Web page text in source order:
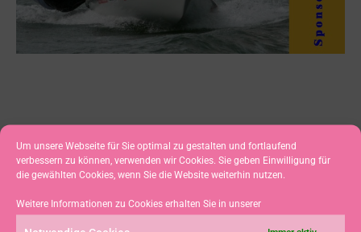
Um unsere Webseite für Sie optimal zu gestalten und fortlaufend
verbessern zu können, verwenden wir Cookies. Sie geben Einwilligung für
die gewählten Cookies, wenn Sie die Website weiterhin nutzen.
Weitere Informationen zu Cookies erhalten Sie in unserer
VORHERIGER NÄCHSTER